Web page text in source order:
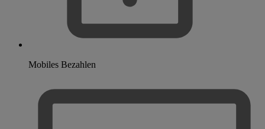
Mobiles Bezahlen